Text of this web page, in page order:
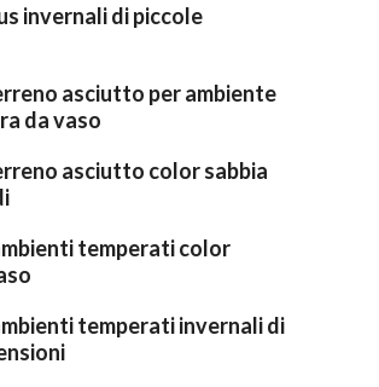
invernali di piccole
asciutto per ambiente
da vaso
asciutto color sabbia
temperati color
temperati invernali di